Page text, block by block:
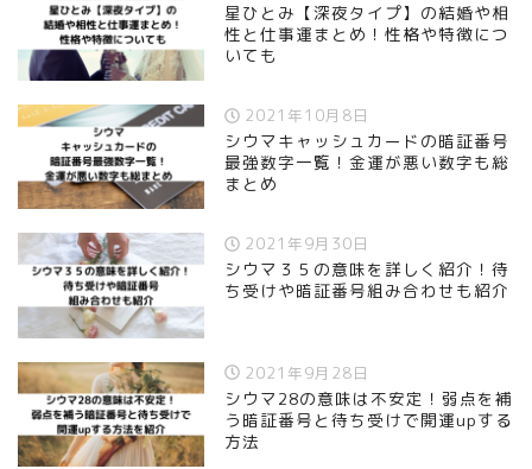
星ひとみ【深夜タイプ】の結婚や相
性と仕事運まとめ！性格や特徴につ
いても
2021年10月8日
シウマキャッシュカードの暗証番号
最強数字一覧！金運が悪い数字も総
まとめ
2021年9月30日
シウマ３５の意味を詳しく紹介！待
ち受けや暗証番号組み合わせも紹介
2021年9月28日
シウマ28の意味は不安定！弱点を補
う暗証番号と待ち受けで開運upする
方法